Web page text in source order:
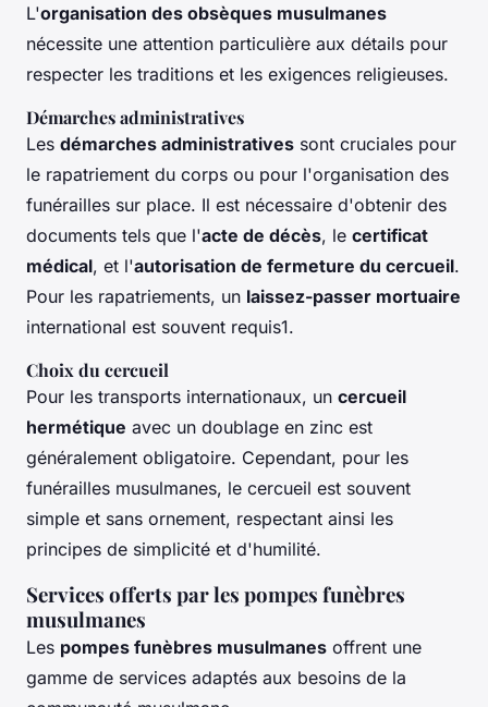
L'organisation des obsèques musulmanes
nécessite une attention particulière aux détails pour
respecter les traditions et les exigences religieuses.
Démarches administratives
Les démarches administratives sont cruciales pour
le rapatriement du corps ou pour l'organisation des
funérailles sur place. Il est nécessaire d'obtenir des
documents tels que l'acte de décès, le certificat
médical, et l'autorisation de fermeture du cercueil.
Pour les rapatriements, un laissez-passer mortuaire
international est souvent requis1.
Choix du cercueil
Pour les transports internationaux, un cercueil
hermétique avec un doublage en zinc est
généralement obligatoire. Cependant, pour les
funérailles musulmanes, le cercueil est souvent
simple et sans ornement, respectant ainsi les
principes de simplicité et d'humilité.
Services offerts par les pompes funèbres
musulmanes
Les pompes funèbres musulmanes offrent une
gamme de services adaptés aux besoins de la